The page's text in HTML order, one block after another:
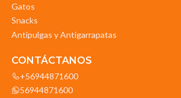
Gatos
Snacks
Antipulgas y Antigarrapatas
CONTÁCTANOS
+56944871600
56944871600